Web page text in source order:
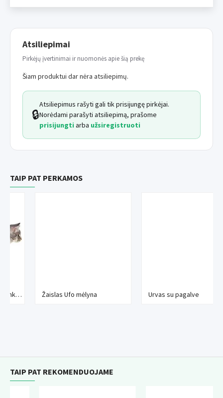
Atsiliepimai
Pirkėjų įvertinimai ir nuomonės apie šią prekę
Šiam produktui dar nėra atsiliepimų.
🔒
Atsiliepimus rašyti gali tik prisijungę pirkėjai.
Norėdami parašyti atsiliepimą, prašome
prisijungti arba užsiregistruoti
TAIP PAT PERKAMOS
Žaislas Ufo mėlyna Urvas su pagalve
TAIP PAT REKOMENDUOJAME